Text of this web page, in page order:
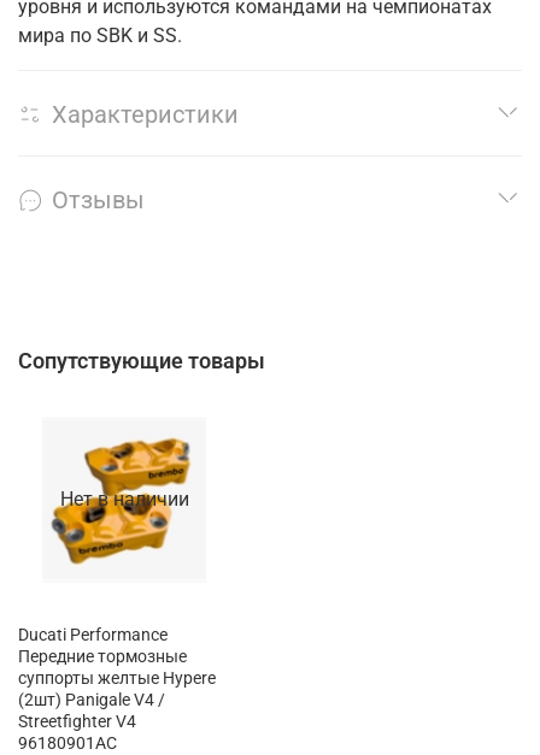
уровня и используются командами на чемпионатах
мира по SBK и SS.
Характеристики
Отзывы
Сопутствующие товары
Нет в наличии
Ducati Performance
Передние тормозные
суппорты желтые Hypere
(2шт) Panigale V4 /
Streetfighter V4
96180901AC